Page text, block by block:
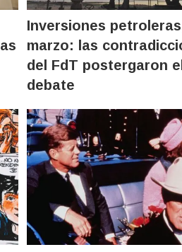
Inversiones
marzo: las
del FdT postergaron el
debate